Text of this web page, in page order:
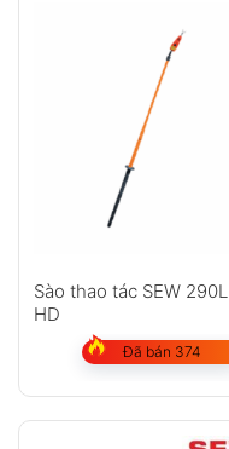
Sào thao tác SEW 290L
HD
Đã bán 374